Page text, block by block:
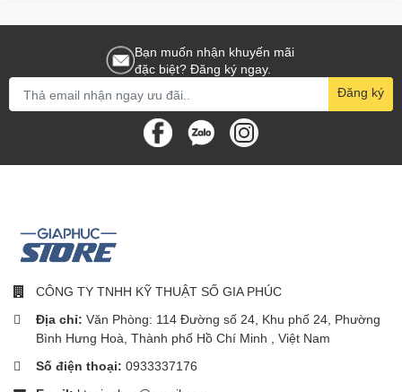
Massage 16 điểm Shiatsu bấm huyệt hiện đại
Massge đầu 3D nhẹ nhàng
4 chế độ đa dạng hóa các nhu cầu sử dụng mọi nơi
Thiết kế tầm nhìn, không cản trở gián đoạn
Sở hữu 4 chế độ massage riêng biệt, đa dạng hóa các nhu cầu
sử dụng trong cuộc sống hằng ngày, dù là ở bất cứ đâu.
- Chế độ toàn diện : Tập luyện mỗi ngày, nâng cao sức sống cho
đôi mắt của bạn nhờ massage đa điểm 16 huyệt đạo
- Chế độ chăm sóc : Giúp thư giãn, tái tạo sức sống cho đôi mắt
khi làm việc mệt mỏi, căng thẳng tập trung sau nhiều giờ làm việc
Bạn muốn nhận khuyến mãi
đặc biệt? Đăng ký ngay.
Đăng ký
CÔNG TY TNHH KỸ THUẬT SỐ GIA PHÚC
Địa chỉ: Văn Phòng: 114 Đường số 24, Khu phố 24, Phường
Bình Hưng Hoà, Thành phố Hồ Chí Minh , Việt Nam
Số điện thoại: 0933337176